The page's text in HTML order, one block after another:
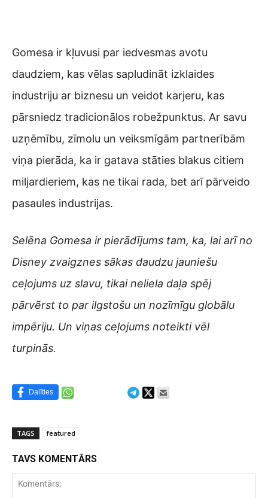
Gomesa ir kļuvusi par iedvesmas avotu
daudziem, kas vēlas sapludināt izklaides
industriju ar biznesu un veidot karjeru, kas
pārsniedz tradicionālos robežpunktus. Ar savu
uzņēmību, zīmolu un veiksmīgām partnerībām
viņa pierāda, ka ir gatava stāties blakus citiem
miljardieriem, kas ne tikai rada, bet arī pārveido
pasaules industrijas.
Selēna Gomesa ir pierādījums tam, ka, lai arī no
Disney zvaigznes sākas daudzu jauniešu
ceļojums uz slavu, tikai neliela daļa spēj
pārvērst to par ilgstošu un nozīmīgu globālu
impēriju. Un viņas ceļojums noteikti vēl
turpinās.
Dalīties
TAGS featured
TAVS KOMENTĀRS